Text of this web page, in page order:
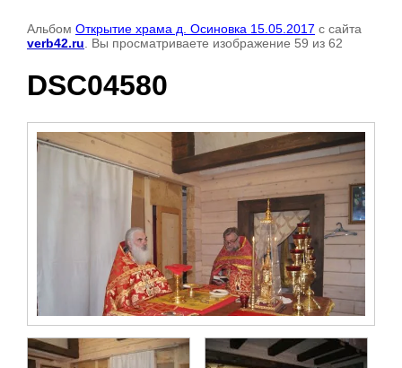
Альбом Открытие храма д. Осиновка 15.05.2017 с сайта
verb42.ru . Вы просматриваете изображение 59 из 62
DSC04580